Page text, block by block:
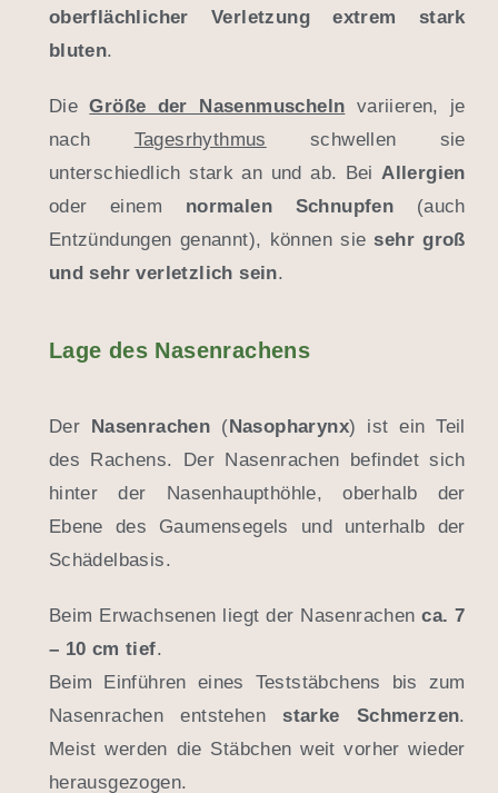
oberflächlicher Verletzung extrem stark
bluten.
DieGröße der Nasenmuscheln variieren, je
nach Tagesrhythmus schwellen sie
unterschiedlich stark an und ab. BeiAllergien
oder einem normalen Schnupfen (auch
Entzündungen genannt), können siesehr groß
und sehr verletzlich sein.
Lage des Nasenrachens
Der Nasenrachen (Nasopharynx) ist ein Teil
des Rachens. Der Nasenrachen befindet sich
hinter der Nasenhaupthöhle, oberhalb der
Ebene des Gaumensegels und unterhalb der
Schädelbasis.
Beim Erwachsenen liegt der Nasenrachenca. 7
– 10 cm tief.
Beim Einführen eines Teststäbchens bis zum
Nasenrachen entstehenstarke Schmerzen.
Meist werden die Stäbchen weit vorher wieder
herausgezogen.